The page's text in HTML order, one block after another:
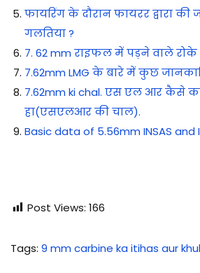
फायरिंग के दौरान फायरर द्वारा
गलतिया ?
7. 62 mm राइफल में पड़ने वाले
7.62mm LMG के बारे में कुछ
7.62mm ki chal. एस एल आर कैसे
हा(एसएलआर की चाल).
Basic data of 5.56mm INSAS
Post Views: 166
Tags: 9 mm carbine ka itihas aur